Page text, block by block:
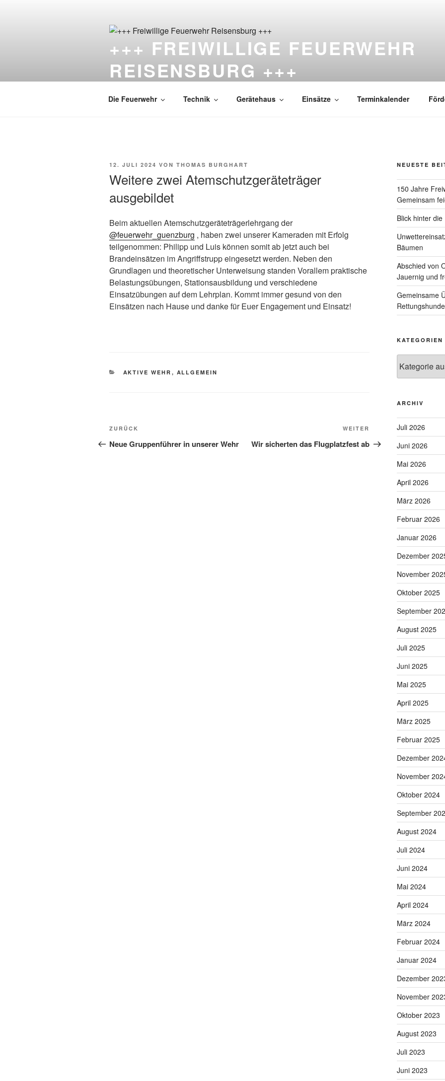
+++ FREIWILLIGE FEUERWEHR
REISENSBURG +++
Die Feuerwehr Technik Gerätehaus Einsätze Terminkalender
VERÖFFENTLICHT
12. JULI 2024 VON THOMAS BURGHART
Weitere zwei Atemschutzgeräteträger
ausgebildet
Beim aktuellen Atemschutzgeräteträgerlehrgang der
@feuerwehr_guenzburg , haben zwei unserer Kameraden mit Erfolg
teilgenommen: Philipp und Luis können somit ab jetzt auch bei
Brandeinsätzen im Angriffstrupp eingesetzt werden. Neben den
Grundlagen und theoretischer Unterweisung standen Vorallem praktische
Belastungsübungen, Stationsausbildung und verschiedene
Einsatzübungen auf dem Lehrplan. Kommt immer gesund von den
Einsätzen nach Hause und danke für Euer Engagement und Einsatz!
KATEGORIEN
AKTIVE WEHR , ALLGEMEIN
Beitragsnavigation
Vorheriger
Beitrag
ZURÜCK
Neue Gruppenführer in unserer Wehr
Nächster
Beitrag
WEITER
Wir sicherten das Flugplatzfest ab
NEUESTE
150 Jahre
Gemeinsam
Blick hinter
Bäumen
Abschied von
Jauernig und
Gemeinsame
KATEGORIEN
ARCHIV
Juli 2026
Juni 2026
Mai 2026
April 2026
März 2026
Februar 2026
Januar 2026
Dezember
November
Oktober 2025
September
August 2025
Juli 2025
Juni 2025
Mai 2025
April 2025
März 2025
Februar 2025
Dezember
November
Oktober 2024
September
August 2024
Juli 2024
Juni 2024
Mai 2024
April 2024
März 2024
Februar 2024
Januar 2024
Dezember
November
Oktober 2023
August 2023
Juli 2023
Juni 2023